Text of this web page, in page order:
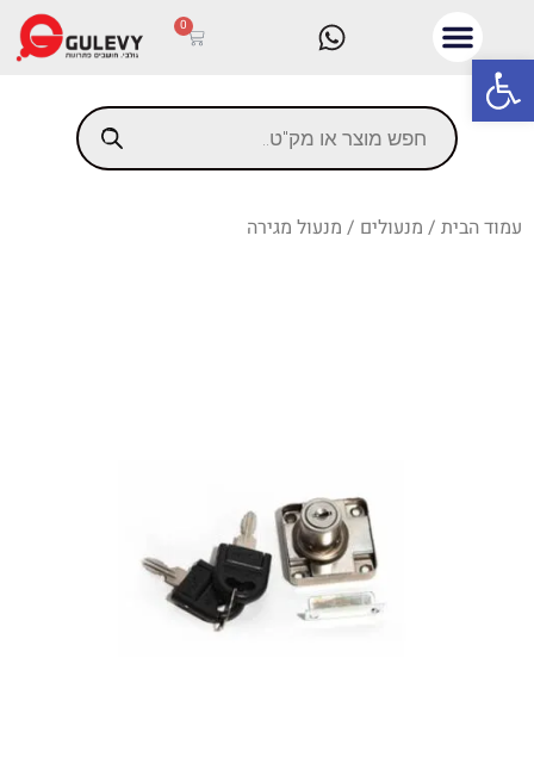
פתח סרגל נגישות
0
עמוד הבית / מנעולים / מנעול מגירה